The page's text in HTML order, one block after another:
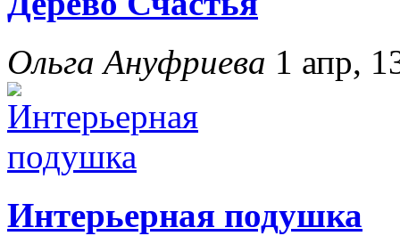
Ольга Ануфриева 1 апр,
Интерьерная подушка